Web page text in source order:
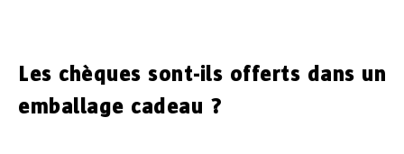
Les chèques sont-ils offerts dans un
emballage cadeau ?